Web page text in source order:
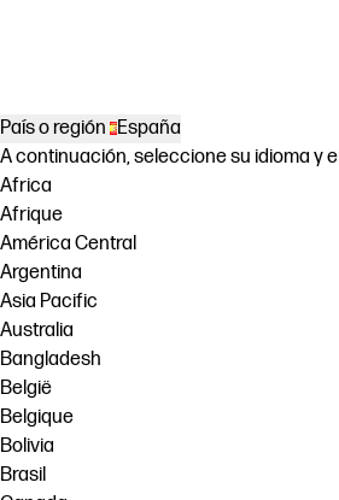
País o región España
A continuación, seleccione su idioma y
Africa
Afrique
América Central
Argentina
Asia Pacific
Australia
Bangladesh
België
Belgique
Bolivia
Brasil